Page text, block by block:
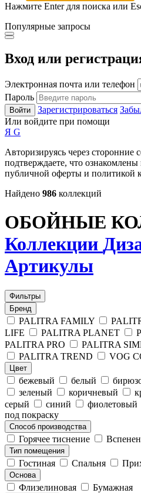
Нажмите Enter для поиска или
Популярные запросы
Вход или
Электронная почта или телефон
Пароль
Войти Зарегистрироваться
Или войдите при помощи
Я G
Авторизируясь через сторонние
подтверждаете, что
публичной оферты и политикой
Найдено 986 коллекций
ОБОЙНЫЕ
Коллекции
Артикулы
Фильтры
Бренд
PALITRA FAMILY
LIFE
PALITRA PLANET
PALITRA PRO
PALITRA
PALITRA TREND
VOG
Цвет
бежевый белый
зеленый
коричневый
серый
синий фиолетовый
под покраску
Способ производства
Горячее тиснение
Тип помещения
Гостиная Спальня
Основа
Флизелиновая Бумажная